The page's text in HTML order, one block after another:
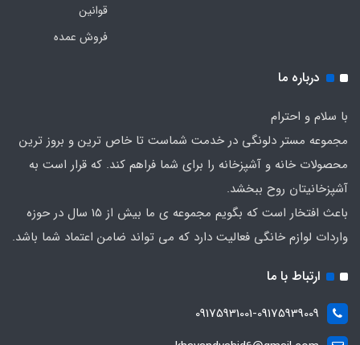
قوانین
فروش عمده
درباره ما
با سلام و احترام
مجموعه مستر دلونگی در خدمت شماست تا خاص ترین و بروز ترین
محصولات خانه و آشپزخانه را برای شما فراهم کند. که قرار است به
آشپزخانیتان روح ببخشد.
باعث افتخار است که بگویم مجموعه ی ما بیش از 15 سال در حوزه
واردات لوازم خانگی فعالیت دارد که می تواند ضامن اعتماد شما باشد.
ارتباط با ما
09175931001-09175939009